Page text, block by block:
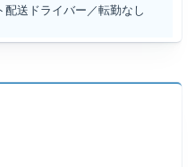
配送ドライバー／転勤なし